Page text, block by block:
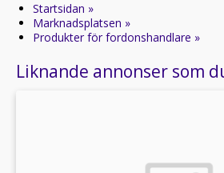
Startsidan »
Marknadsplatsen »
Produkter för fordonshandlare »
Liknande annonser som